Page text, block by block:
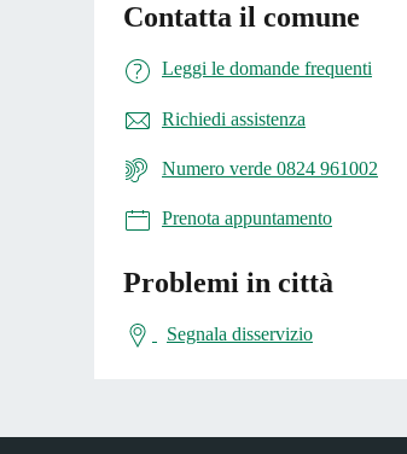
Contatta il comune
Leggi le domande frequenti
Richiedi assistenza
Numero verde 0824 961002
Prenota appuntamento
Problemi in città
Segnala disservizio